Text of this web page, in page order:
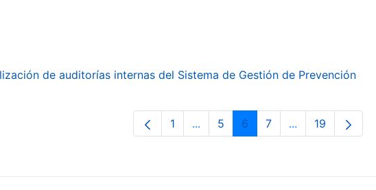
de auditorías internas del Sistema de Gestión de Prevención
Page
1 ...Intermediate Pages Use TAB to
Page
5 Page
6 Page
7 ...Intermediate
Page
19